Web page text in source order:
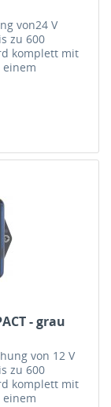
von24 V
zu 600
komplett mit
einem
- grau
von 12 V
zu 600
komplett mit
einem